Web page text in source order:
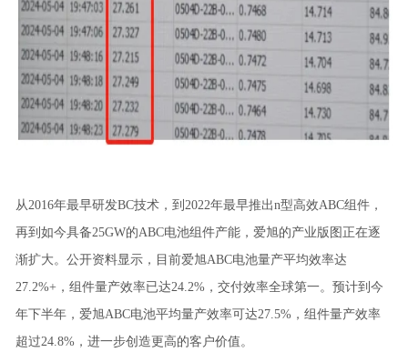
从2016年最早研发BC技术，到2022年最早推出n型高效ABC组件，
再到如今具备25GW的ABC电池组件产能，爱旭的产业版图正在逐
渐扩大。公开资料显示，目前爱旭ABC电池量产平均效率达
27.2%+，组件量产效率已达24.2%，交付效率全球第一。预计到今
年下半年，爱旭ABC电池平均量产效率可达27.5%，组件量产效率
超过24.8%，进一步创造更高的客户价值。